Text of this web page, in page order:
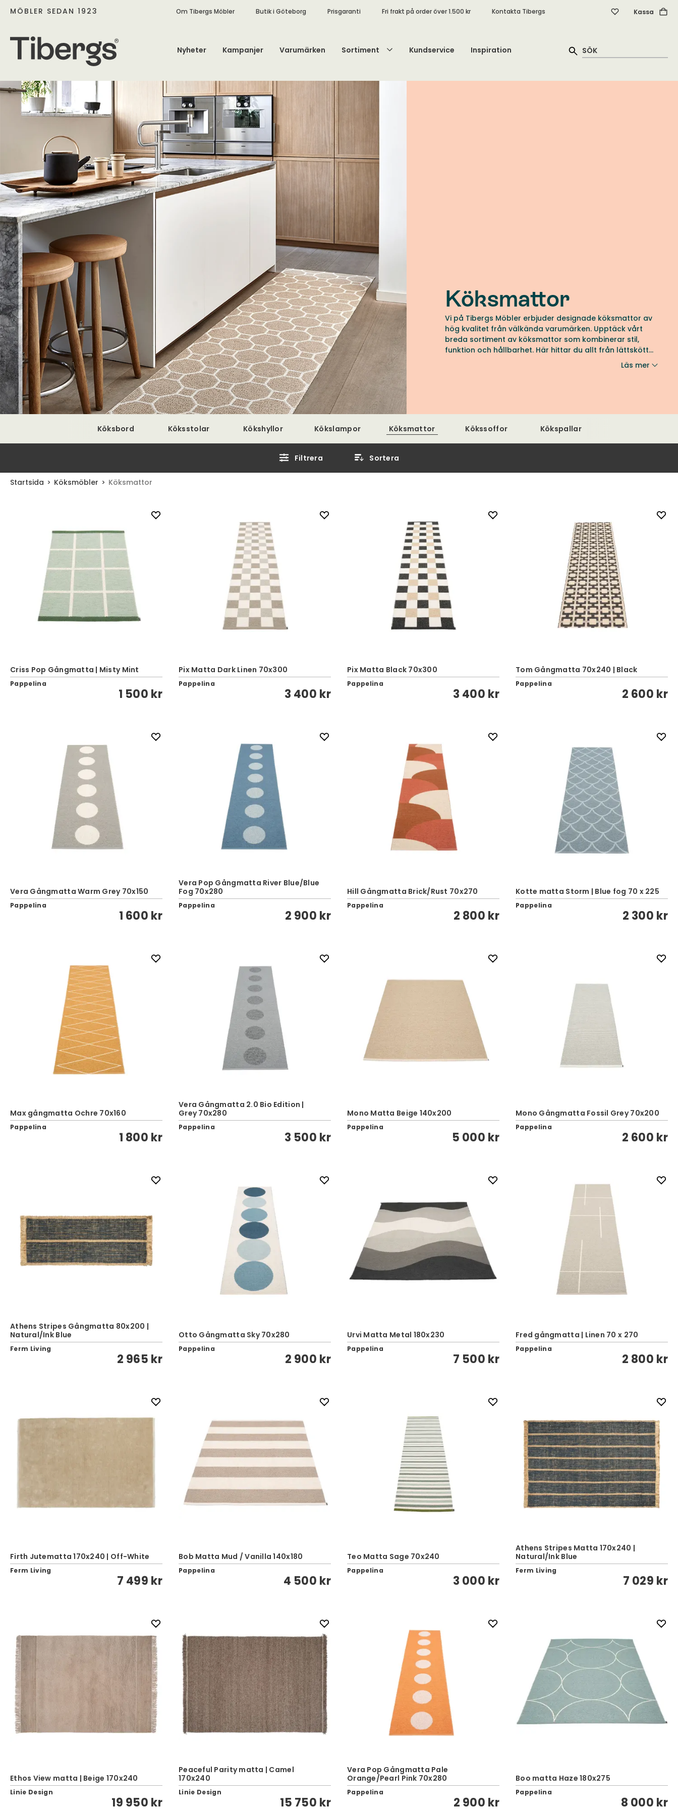
MÖBLER SEDAN 1923 Om Tibergs Möbler Butik i Göteborg Prisgaranti Fri frakt på order över 1.500 kr Kontakta Tibergs Kassa
Nyheter Kampanjer Varumärken Sortiment Kundservice Inspiration
Köksmattor
Vi på Tibergs Möbler erbjuder designade köksmattor av
hög kvalitet från välkända varumärken. Upptäck vårt
breda sortiment av köksmattor som kombinerar stil,
funktion och hållbarhet. Här hittar du allt från lättskötta
plastmattor och naturligt smutsavvisande ullmattor till
Läs mer
Köksbord Köksstolar Kökshyllor Kökslampor Köksmattor Kökssoffor Kökspallar
Filtrera Sortera
Startsida Köksmöbler Köksmattor
Criss Pop Gångmatta | Misty Mint
Pappelina
1 500 kr
Pix Matta Dark Linen 70x300
Pappelina
3 400 kr
Pix Matta Black 70x300
Pappelina
3 400 kr
Tom Gångmatta 70x240 | Black
Pappelina
2 600 kr
Vera Gångmatta Warm Grey 70x150
Pappelina
1 600 kr
Vera Pop Gångmatta River Blue/Blue
Fog 70x280
Pappelina
2 900 kr
Hill Gångmatta Brick/Rust 70x270
Pappelina
2 800 kr
Kotte matta Storm | Blue fog 70 x 225
Pappelina
2 300 kr
Max gångmatta Ochre 70x160
Pappelina
1 800 kr
Vera Gångmatta 2.0 Bio Edition |
Grey 70x280
Pappelina
3 500 kr
Mono Matta Beige 140x200
Pappelina
5 000 kr
Mono Gångmatta Fossil Grey 70x200
Pappelina
2 600 kr
Athens Stripes Gångmatta 80x200 |
Natural/Ink Blue
Ferm Living
2 965 kr
Otto Gångmatta Sky 70x280
Pappelina
2 900 kr
Urvi Matta Metal 180x230
Pappelina
7 500 kr
Fred gångmatta | Linen 70 x 270
Pappelina
2 800 kr
Firth Jutematta 170x240 | Off-White
Ferm Living
7 499 kr
Bob Matta Mud / Vanilla 140x180
Pappelina
4 500 kr
Teo Matta Sage 70x240
Pappelina
3 000 kr
Athens Stripes Matta 170x240 |
Natural/Ink Blue
Ferm Living
7 029 kr
Ethos View matta | Beige 170x240
Linie Design
19 950 kr
Peaceful Parity matta | Camel
170x240
Linie Design
15 750 kr
Vera Pop Gångmatta Pale
Orange/Pearl Pink 70x280
Pappelina
2 900 kr
Boo matta Haze 180x275
Pappelina
8 000 kr